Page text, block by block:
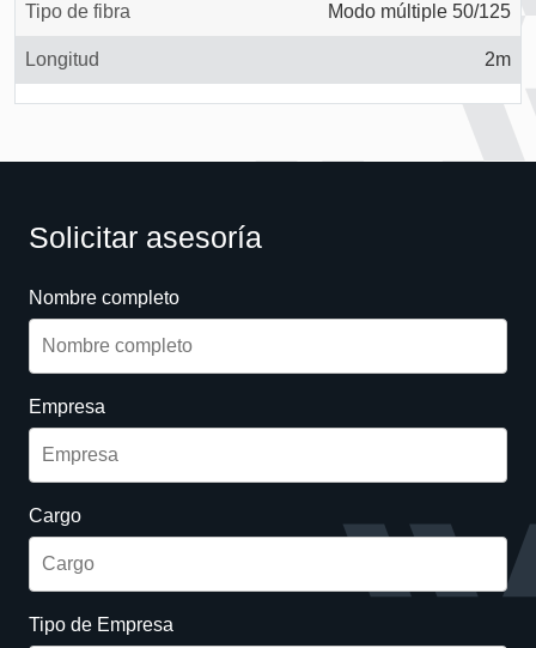
Tipo de fibra Modo múltiple 50/125
Longitud 2m
Solicitar asesoría
Nombre completo
Empresa
Cargo
Tipo de Empresa